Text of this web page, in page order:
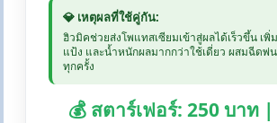
💎 เหตุผลที่ใช้คู่กัน:
ฮิวมิคช่วยส่งโพแทสเซียมเข้าสู่ผลได้เร็วขึ้น เ
แป้ง และน้ำหนักผลมากกว่าใช้เดี่ยว ผสมฉีดพ่
ทุกครั้ง
💰 สตาร์เฟอร์: 250 บาท